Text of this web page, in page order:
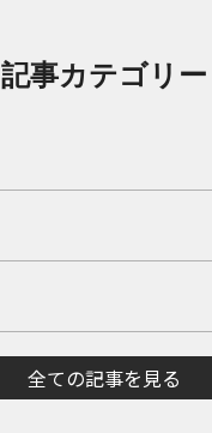
記事カテゴリー
全ての記事を見る